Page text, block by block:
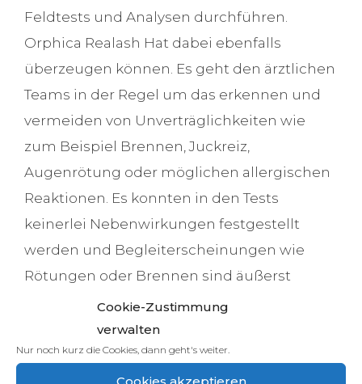
Cookie-Zustimmung
verwalten
Nur noch kurz die Cookies, dann geht's weiter.
Cookies akzeptieren
Feldtests und Analysen durchführen.
Orphica Realash Hat dabei ebenfalls
überzeugen können. Es geht den ärztlichen
Teams in der Regel um das erkennen und
vermeiden von Unverträglichkeiten wie
zum Beispiel Brennen, Juckreiz,
Augenrötung oder möglichen allergischen
Reaktionen. Es konnten in den Tests
keinerlei Nebenwirkungen festgestellt
werden und Begleiterscheinungen wie
Rötungen oder Brennen sind äußerst
Die Testreihe ergab sehr gute Ergebnisse in
dem Bereich der Wirksamkeit. Die